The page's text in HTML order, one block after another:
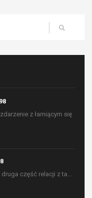
z łamiącym się
część relacji z ta...